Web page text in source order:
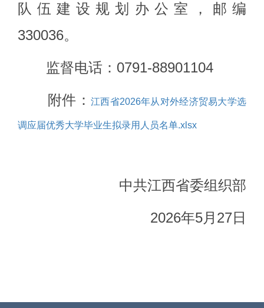
队伍建设规划办公室
，邮编
330036。
监督电话： 0791-88901104
附件： 江西省2026年从对外经济贸易大学选
调应届优秀大学毕业生拟录用人员名单.xlsx
中共江西省委组织部
2026年5月 27日